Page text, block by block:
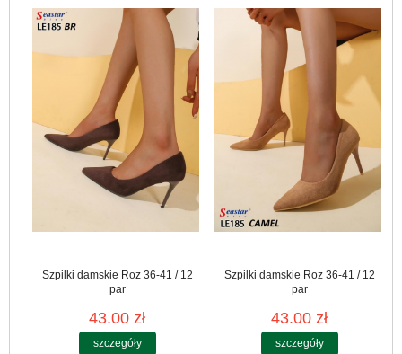
Szpilki damskie Roz 36-41 / 12
par
43.00 zł
szczegóły
Szpilki damskie Roz 36-41 / 12
par
43.00 zł
szczegóły